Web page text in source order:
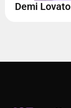
Demi Lovato